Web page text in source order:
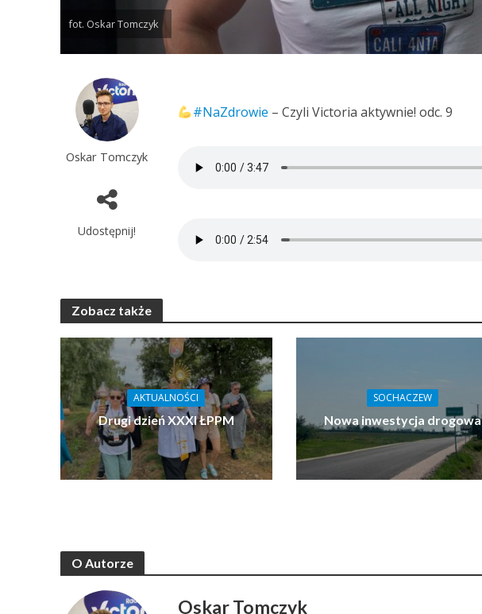
fot. Oskar Tomczyk
Oskar Tomczyk
Udostępnij!
#NaZdrowie – Czyli Victoria aktywnie! odc. 9
Zobacz także
AKTUALNOŚCI
Drugi dzień XXXI ŁPPM
SOCHACZEW
Nowa inwestycja drogowa
O Autorze
Oskar Tomczyk